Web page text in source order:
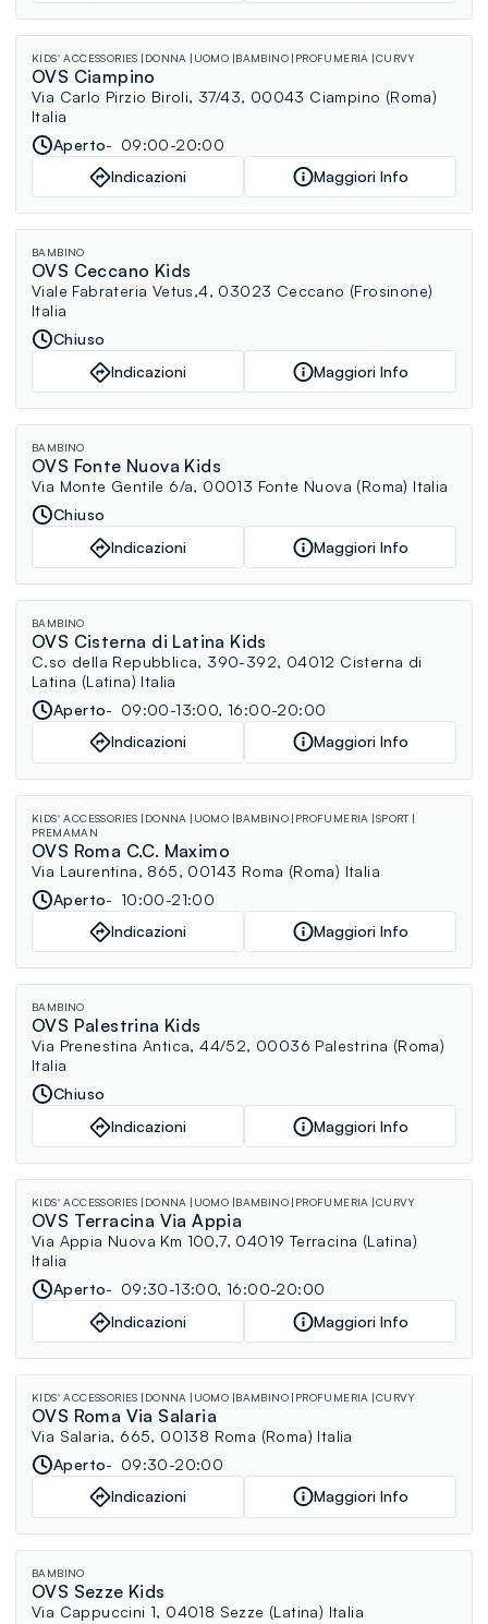
KIDS' ACCESSORIES DONNA UOMO BAMBINO PROFUMERIA CURVY
OVS Ciampino
Via Carlo Pirzio Biroli, 37/43, 00043 Ciampino (Roma)
Italia
Aperto
09:00-20:00
Indicazioni
Maggiori Info
BAMBINO
OVS Ceccano Kids
Viale Fabrateria Vetus,4, 03023 Ceccano (Frosinone)
Italia
Chiuso
Indicazioni
Maggiori Info
BAMBINO
OVS Fonte Nuova Kids
Via Monte Gentile 6/a, 00013 Fonte Nuova (Roma) Italia
Chiuso
Indicazioni
Maggiori Info
BAMBINO
OVS Cisterna di Latina Kids
C.so della Repubblica, 390-392, 04012 Cisterna di
Latina (Latina) Italia
Aperto
09:00-13:00, 16:00-20:00
Indicazioni
Maggiori Info
KIDS' ACCESSORIES DONNA UOMO BAMBINO PROFUMERIA
SPORT
PREMAMAN
OVS Roma C.C. Maximo
Via Laurentina, 865, 00143 Roma (Roma) Italia
Aperto
10:00-21:00
Indicazioni
Maggiori Info
BAMBINO
OVS Palestrina Kids
Via Prenestina Antica, 44/52, 00036 Palestrina (Roma)
Italia
Chiuso
Indicazioni
Maggiori Info
KIDS' ACCESSORIES DONNA UOMO BAMBINO PROFUMERIA CURVY
OVS Terracina Via Appia
Via Appia Nuova Km 100,7, 04019 Terracina (Latina)
Italia
Aperto
09:30-13:00, 16:00-20:00
Indicazioni
Maggiori Info
KIDS' ACCESSORIES DONNA UOMO BAMBINO PROFUMERIA CURVY
OVS Roma Via Salaria
Via Salaria, 665, 00138 Roma (Roma) Italia
Aperto
09:30-20:00
Indicazioni
Maggiori Info
BAMBINO
OVS Sezze Kids
Via Cappuccini 1, 04018 Sezze (Latina) Italia